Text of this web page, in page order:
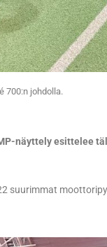
700:n johdolla.
näyttely esittelee
suurimmat